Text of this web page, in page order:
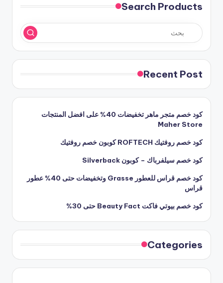
Search Products
Recent Post
كود خصم متجر ماهر تخفيضات 40% على افضل المنتجات
Maher Store
كود خصم روفتيك ROFTECH كوبون خصم روفتيك
كود خصم سيلفرباك – كوبون Silverback
كود خصم قراس للعطور Grasse وتخفيضات حتى 40% عطور
قراس
كود خصم بيوتي فاكت Beauty Fact حتى 30%
Categories